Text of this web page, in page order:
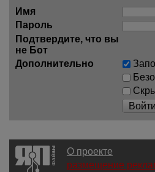
Имя
Пароль
Подтвердите, что вы
не Бот
Дополнительно
Войти
О проекте
размещение